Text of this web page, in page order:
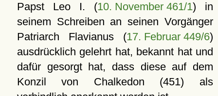
Papst Leo I. (10. November 461/1) in
seinem Schreiben an seinen Vorgänger
Patriarch Flavianus (17. Februar 449/6)
ausdrücklich gelehrt hat, bekannt hat und
dafür gesorgt hat, dass diese auf dem
Konzil von Chalkedon (451) als